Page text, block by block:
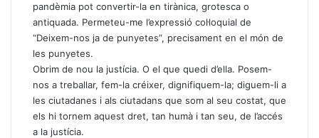
pandèmia pot convertir-la en tirànica, grotesca o
antiquada. Permeteu-me l’expressió col·loquial de
“Deixem-nos ja de punyetes”, precisament en el món de
les punyetes.
Obrim de nou la justícia. O el que quedi d’ella. Posem-
nos a treballar, fem-la créixer, dignifiquem-la; diguem-li a
les ciutadanes i als ciutadans que som al seu costat, que
els hi tornem aquest dret, tan humà i tan seu, de l’accés
a la justícia.